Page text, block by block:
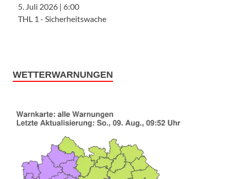
5. Juli 2026 | 6:00
THL 1 - Sicherheitswache
WETTERWARNUNGEN